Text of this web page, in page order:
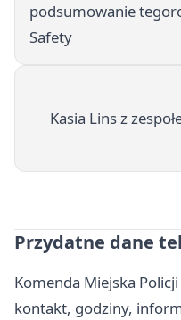
podsumowanie
Safety
Kasia Lins z
Przydatne dane
Komenda Miejska
kontakt, godziny,